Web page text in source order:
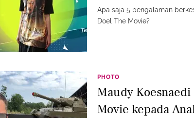
Apa saja 5 pengalaman
Doel The Movie?
PHOTO
Maudy
Movie kepada